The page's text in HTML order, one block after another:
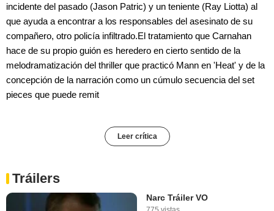
incidente del pasado (Jason Patric) y un teniente (Ray Liotta) al
que ayuda a encontrar a los responsables del asesinato de su
compañero, otro policía infiltrado.El tratamiento que Carnahan
hace de su propio guión es heredero en cierto sentido de la
melodramatización del thriller que practicó Mann en 'Heat' y de la
concepción de la narración como un cúmulo secuencia del set
pieces que puede remit
Leer crítica
Tráilers
Narc Tráiler VO